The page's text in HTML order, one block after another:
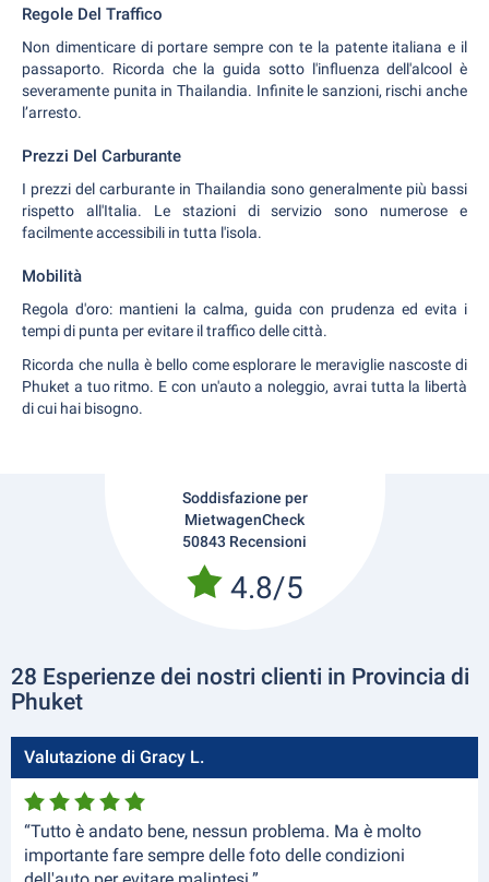
Regole Del Traffico
Non dimenticare di portare sempre con te la patente italiana e il
passaporto. Ricorda che la guida sotto l'influenza dell'alcool è
severamente punita in Thailandia. Infinite le sanzioni, rischi anche
l’arresto.
Prezzi Del Carburante
I prezzi del carburante in Thailandia sono generalmente più bassi
rispetto all'Italia. Le stazioni di servizio sono numerose e
facilmente accessibili in tutta l'isola.
Mobilità
Regola d'oro: mantieni la calma, guida con prudenza ed evita i
tempi di punta per evitare il traffico delle città.
Ricorda che nulla è bello come esplorare le meraviglie nascoste di
Phuket a tuo ritmo. E con un'auto a noleggio, avrai tutta la libertà
di cui hai bisogno.
Soddisfazione per
MietwagenCheck
50843 Recensioni
4.8/5
28 Esperienze dei nostri clienti in Provincia di
Phuket
Valutazione di Gracy L.
“Tutto è andato bene, nessun problema. Ma è molto
importante fare sempre delle foto delle condizioni